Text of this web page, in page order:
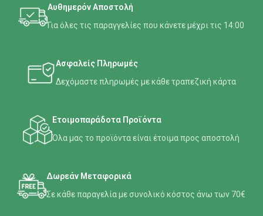
Αυθημερόν Αποστολή
Για όλες τις παραγγελίες που κάνετε μέχρι τις 14:00
Ασφαλείς Πληρωμές
Δεχόμαστε πληρωμές με κάθε τραπεζική κάρτα
Ετοιμοπαράδοτα Προϊόντα
Όλα μας το προϊόντα είναι έτοιμα προς αποστολή
Δωρεάν Μεταφορικά
Σε κάθε παραγελία με συνολικό κόστος άνω των 70€